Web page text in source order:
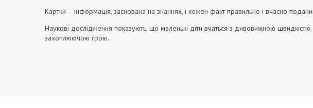
Картки – інформація, заснована на знаннях, і кожен факт правильно і вчасно
Наукові дослідження показують, що маленькі діти вчаться з дивовижною швидкістю.
захоплюючою грою.